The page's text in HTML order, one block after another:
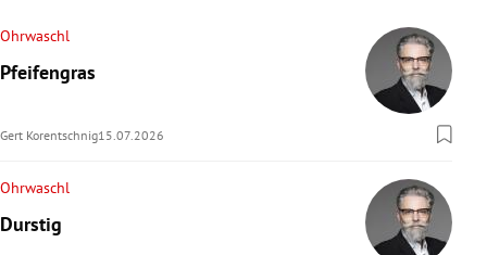
Ohrwaschl
Pfeifengras
Gert Korentschnig15.07.2026
Ohrwaschl
Durstig